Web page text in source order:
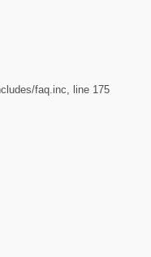
faq.inc, line 175